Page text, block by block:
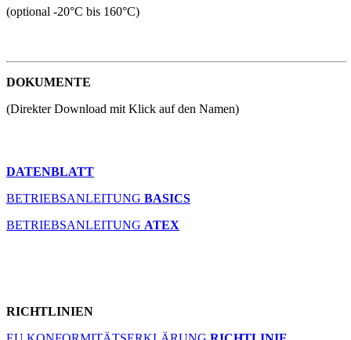
(optional -20°C bis 160°C)
DOKUMENTE
(Direkter Download mit Klick auf den Namen)
DATENBLATT
BETRIEBSANLEITUNG BASICS
BETRIEBSANLEITUNG ATEX
RICHTLINIEN